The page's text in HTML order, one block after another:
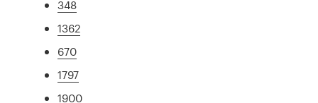
348
1362
670
1797
1900